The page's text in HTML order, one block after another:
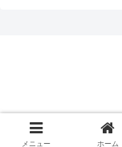
メニュー ホーム